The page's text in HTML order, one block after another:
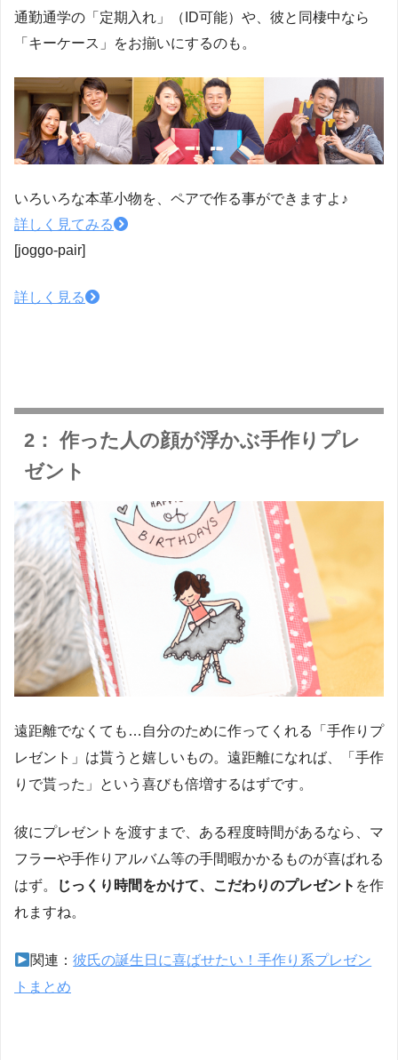
通勤通学の「定期入れ」（ID可能）や、彼と同棲中なら
「キーケース」をお揃いにするのも。
いろいろな本革小物を、ペアで作る事ができますよ♪
詳しく見てみる
[joggo-pair]
詳しく見る
2： 作った人の顔が浮かぶ手作りプレ
ゼント
遠距離でなくても…自分のために作ってくれる「手作りプ
レゼント」は貰うと嬉しいもの。遠距離になれば、「手作
りで貰った」という喜びも倍増するはずです。
彼にプレゼントを渡すまで、ある程度時間があるなら、マ
フラーや手作りアルバム等の手間暇かかるものが喜ばれる
はず。
じっくり時間をかけて、こだわりのプレゼント を作
れますね。
関連：彼氏の誕生日に喜ばせたい！手作り系プレゼン
トまとめ